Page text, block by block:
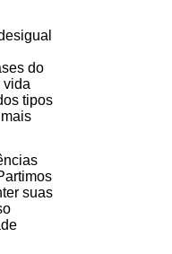
do
vida
tipos
suas